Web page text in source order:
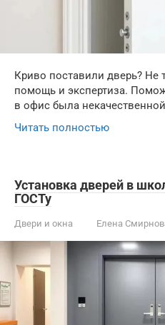
Криво поставили дверь? Не
помощь и экспертиза.
в офис была
Читать полностью
Установка дверей в
ГОСТу
Двери и окна Елена